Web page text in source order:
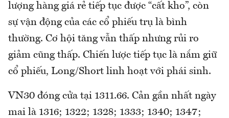
lượng hàng giá rẻ tiếp tục được “cất kho”, còn
sự vận động của các cổ phiếu trụ là bình
thường. Cơ hội tăng vẫn thấp nhưng rủi ro
giảm cũng thấp. Chiến lược tiếp tục là nắm giữ
cổ phiếu, Long/Short linh hoạt với phái sinh.
VN30 đóng cửa tại 1311.66. Cản gần nhất ngày
mai là 1316; 1322; 1328; 1333; 1340; 1347;